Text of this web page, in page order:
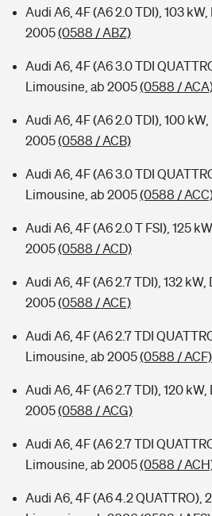
Audi A6, 4F (A6 2.0 TDI), 103
2005(0588 / ABZ)
Audi A6, 4F (A6 3.0 TDI
Limousine, ab 2005(0588 /
Audi A6, 4F (A6 2.0 TDI), 100
2005(0588 / ACB)
Audi A6, 4F (A6 3.0 TDI
Limousine, ab 2005(0588 /
Audi A6, 4F (A6 2.0 T FSI), 125
2005(0588 / ACD)
Audi A6, 4F (A6 2.7 TDI), 132
2005(0588 / ACE)
Audi A6, 4F (A6 2.7 TDI
Limousine, ab 2005(0588 / ACF)
Audi A6, 4F (A6 2.7 TDI), 120
2005(0588 / ACG)
Audi A6, 4F (A6 2.7 TDI
Limousine, ab 2005(0588 /
Audi A6, 4F (A6 4.2 QUATTRO),